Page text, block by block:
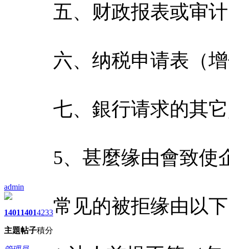
admin
1401
主題
1401
帖子
4233
積分
五、财政报表或审
六、纳税申请表（
七、銀行请求的其
5、甚麼缘由會致使
常见的被拒缘由以